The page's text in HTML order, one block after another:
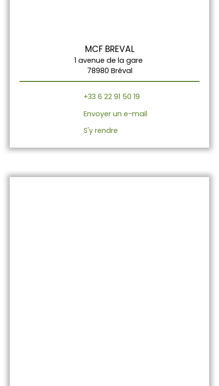
MCF BREVAL
1 avenue de la gare
78980 Bréval
+33 6 22 91 50 19
Envoyer un e-mail
S'y rendre